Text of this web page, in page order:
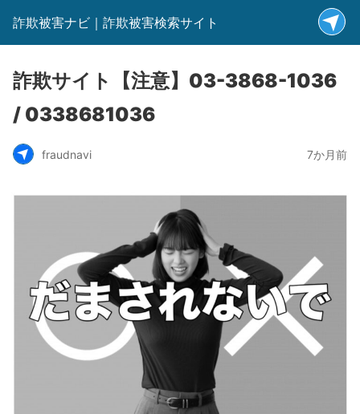
詐欺被害ナビ｜詐欺被害検索サイト
詐欺サイト【注意】03-3868-1036
/ 0338681036
fraudnavi 7か月前